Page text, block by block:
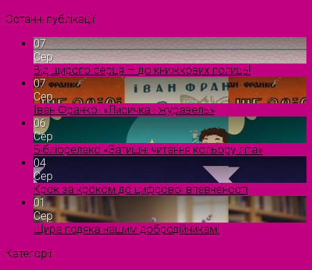
Останні публікації
07
Сер
Від щирого серця — до книжкових полиць!
07
Сер
Іван Франко. «Лисичка і журавель»
06
Сер
Бібліорелакс «Затишні читання кольору літа»
04
Сер
Крок за кроком до цифрової впевненості
01
Сер
Щира подяка нашим добродійникам!
Категорії